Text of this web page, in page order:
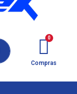
Compras